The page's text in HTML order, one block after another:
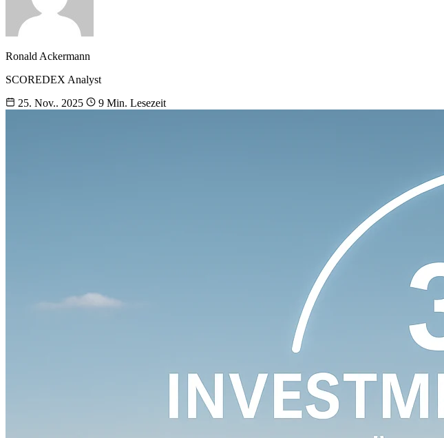
Ronald Ackermann
SCOREDEX Analyst
25. Nov.. 2025
9 Min. Lesezeit